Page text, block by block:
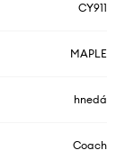
CY911
MAPLE
hnedá
Coach